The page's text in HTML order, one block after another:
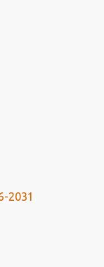
2031